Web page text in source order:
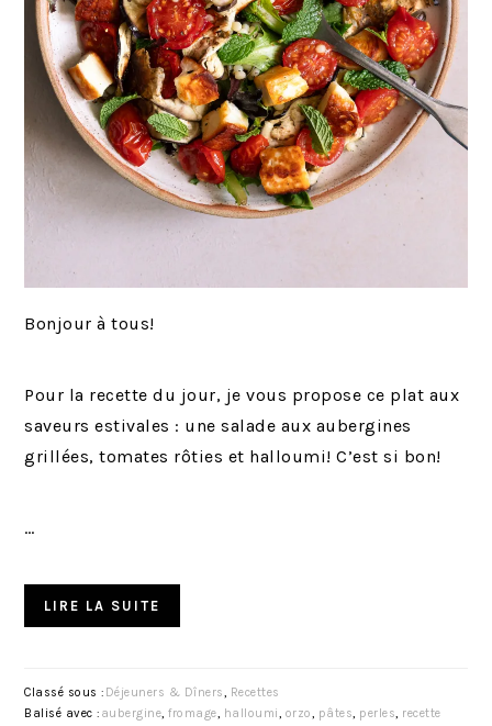
Bonjour à tous!
Pour la recette du jour, je vous propose ce plat aux
saveurs estivales : une salade aux aubergines
grillées, tomates rôties et halloumi! C’est si bon!
…
LIRE LA SUITE
Classé sous : Déjeuners & Dîners, Recettes
Balisé avec : aubergine,fromage, halloumi, orzo, pâtes, perles, recette